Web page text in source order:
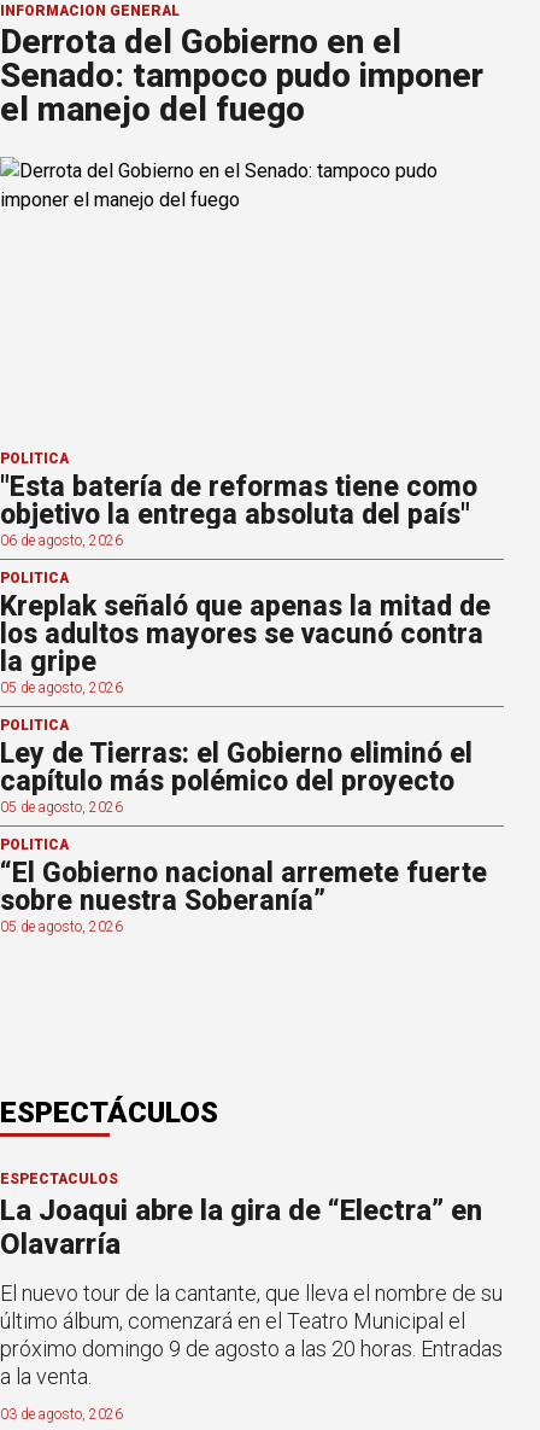
INFORMACION GENERAL
Derrota del Gobierno en el
Senado: tampoco pudo imponer
el manejo del fuego
POLÍTICA
"Esta batería de reformas tiene como
objetivo la entrega absoluta del país"
06 de agosto, 2026
POLÍTICA
Kreplak señaló que apenas la mitad de
los adultos mayores se vacunó contra
la gripe
05 de agosto, 2026
POLÍTICA
Ley de Tierras: el Gobierno eliminó el
capítulo más polémico del proyecto
05 de agosto, 2026
POLÍTICA
“El Gobierno nacional arremete fuerte
sobre nuestra Soberanía”
05 de agosto, 2026
ESPECTÁCULOS
ESPECTÁCULOS
La Joaqui abre la gira de “Electra” en
Olavarría
El nuevo tour de la cantante, que lleva el nombre de su
último álbum, comenzará en el Teatro Municipal el
próximo domingo 9 de agosto a las 20 horas. Entradas
a la venta.
03 de agosto, 2026